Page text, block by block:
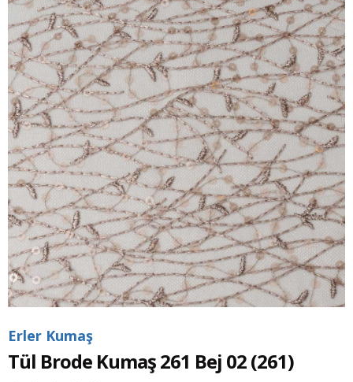
Erler Kumaş
Tül Brode Kumaş 261 Bej 02(261)